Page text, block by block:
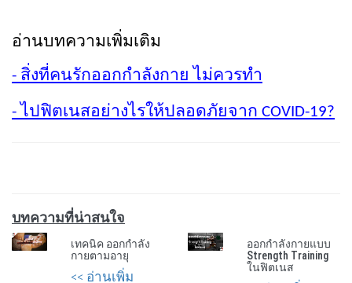
อ่านบทความเพิ่มเติม
- สิ่งที่คนรักออกกำลังกาย ไม่ควรทำ
- ไปฟิตเนสอย่างไรให้ปลอดภัยจาก COVID-19?
บทความที่น่าสนใจ
เทคนิค ออกกำลัง
กายตามอายุ
<< อ่านเพิ่ม
ออกกำลังกายแบบ
Strength Training
ในฟิตเนส